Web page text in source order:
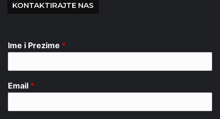
KONTAKTIRAJTE NAS
Ime i Prezime *
Email *